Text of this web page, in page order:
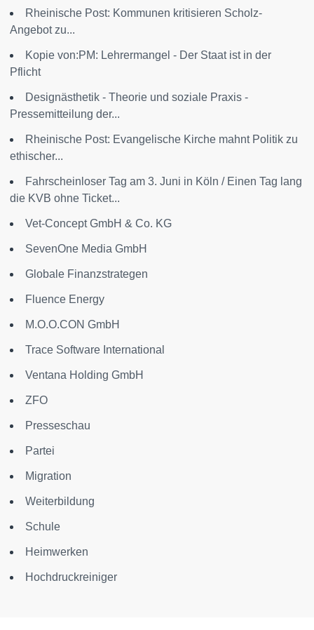
Rheinische Post: Kommunen kritisieren Scholz-
Angebot zu...
Kopie von:PM: Lehrermangel - Der Staat ist in der
Pflicht
Designästhetik - Theorie und soziale Praxis -
Pressemitteilung der...
Rheinische Post: Evangelische Kirche mahnt Politik zu
ethischer...
Fahrscheinloser Tag am 3. Juni in Köln / Einen Tag lang
die KVB ohne Ticket...
Vet-Concept GmbH & Co. KG
SevenOne Media GmbH
Globale Finanzstrategen
Fluence Energy
M.O.O.CON GmbH
Trace Software International
Ventana Holding GmbH
ZFO
Presseschau
Partei
Migration
Weiterbildung
Schule
Heimwerken
Hochdruckreiniger